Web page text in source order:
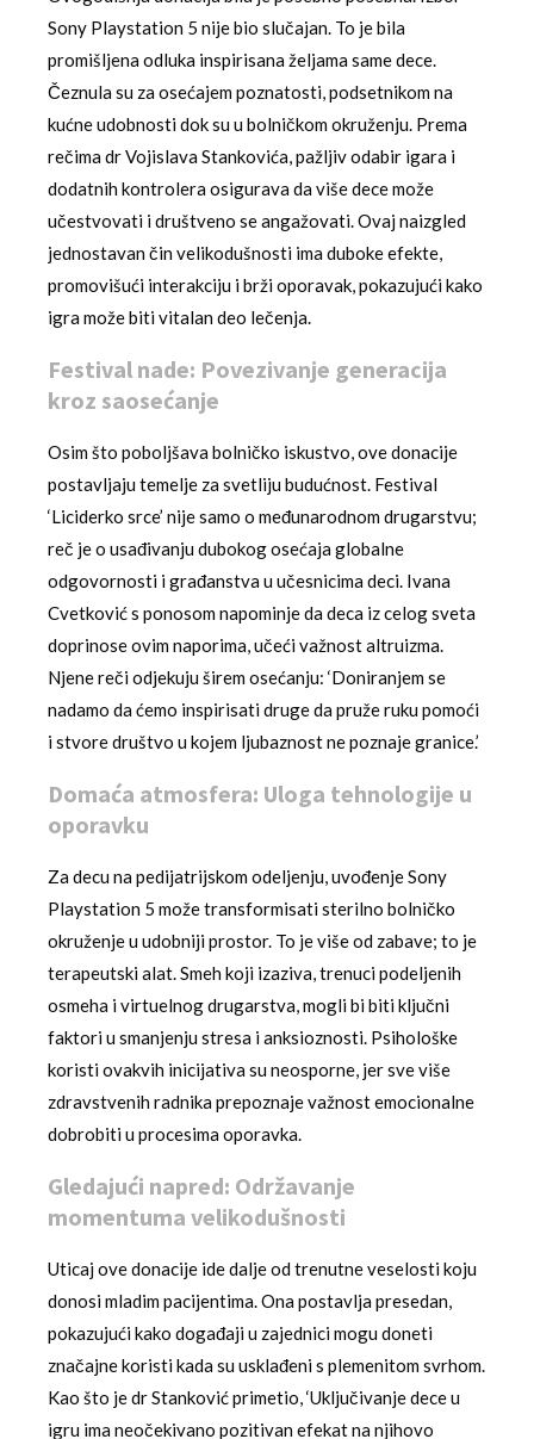
Sony Playstation 5 nije bio slučajan. To je bila
promišljena odluka inspirisana željama same dece.
Čeznula su za osećajem poznatosti, podsetnikom na
kućne udobnosti dok su u bolničkom okruženju. Prema
rečima dr Vojislava Stankovića, pažljiv odabir igara i
dodatnih kontrolera osigurava da više dece može
učestvovati i društveno se angažovati. Ovaj naizgled
jednostavan čin velikodušnosti ima duboke efekte,
promovišući interakciju i brži oporavak, pokazujući kako
igra može biti vitalan deo lečenja.
Festival nade: Povezivanje generacija
kroz saosećanje
Osim što poboljšava bolničko iskustvo, ove donacije
postavljaju temelje za svetliju budućnost. Festival
‘Liciderko srce’ nije samo o međunarodnom drugarstvu;
reč je o usađivanju dubokog osećaja globalne
odgovornosti i građanstva u učesnicima deci. Ivana
Cvetković s ponosom napominje da deca iz celog sveta
doprinose ovim naporima, učeći važnost altruizma.
Njene reči odjekuju širem osećanju: ‘Doniranjem se
nadamo da ćemo inspirisati druge da pruže ruku pomoći
i stvore društvo u kojem ljubaznost ne poznaje granice.’
Domaća atmosfera: Uloga tehnologije u
oporavku
Za decu na pedijatrijskom odeljenju, uvođenje Sony
Playstation 5 može transformisati sterilno bolničko
okruženje u udobniji prostor. To je više od zabave; to je
terapeutski alat. Smeh koji izaziva, trenuci podeljenih
osmeha i virtuelnog drugarstva, mogli bi biti ključni
faktori u smanjenju stresa i anksioznosti. Psihološke
koristi ovakvih inicijativa su neosporne, jer sve više
zdravstvenih radnika prepoznaje važnost emocionalne
dobrobiti u procesima oporavka.
Gledajući napred: Održavanje
momentuma velikodušnosti
Uticaj ove donacije ide dalje od trenutne veselosti koju
donosi mladim pacijentima. Ona postavlja presedan,
pokazujući kako događaji u zajednici mogu doneti
značajne koristi kada su usklađeni s plemenitom svrhom.
Kao što je dr Stanković primetio, ‘Uključivanje dece u
igru ima neočekivano pozitivan efekat na njihovo